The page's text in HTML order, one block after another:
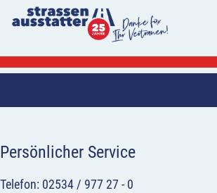
Persönlicher Service
Telefon: 02534 / 977 27 - 0